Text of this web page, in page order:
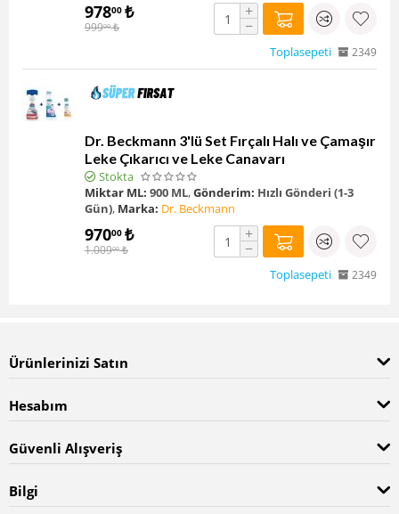
97800 ₺
99900 ₺
+
−
Toplasepeti 2349
Dr. Beckmann 3'lü Set Fırçalı Halı ve Çamaşır
Leke Çıkarıcı ve Leke Canavarı
Stokta
Miktar ML: 900 ML,Gönderim: Hızlı Gönderi (1-3
Gün), Marka: Dr. Beckmann
97000 ₺
1.00900 ₺
+
−
Toplasepeti 2349
Ürünlerinizi Satın
Hesabım
Güvenli Alışveriş
Bilgi